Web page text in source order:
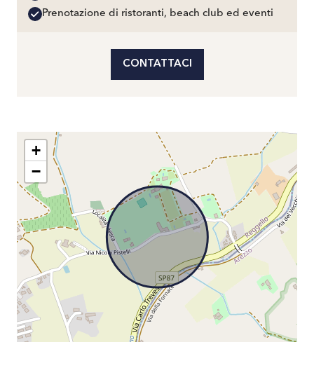
Prenotazione di ristoranti, beach club ed eventi
CONTATTACI
+
−